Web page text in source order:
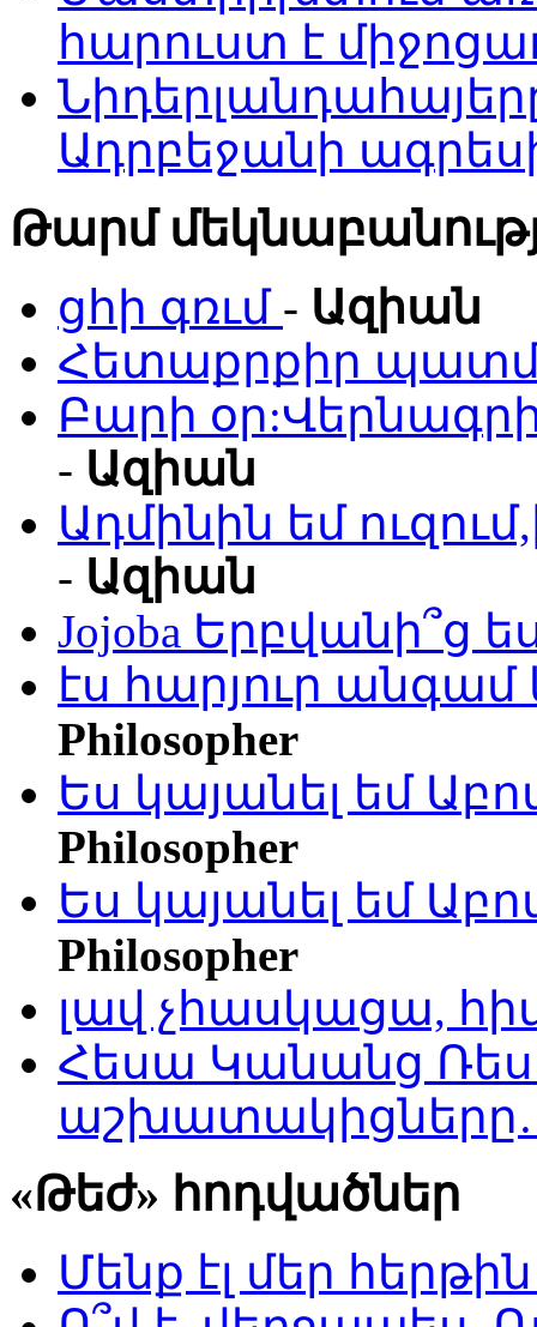
հարուստ է
Ադրբեջանի
Թարմ
ցհի գռւմ - Ազիան
Հետաքրքիր
Բարի
- Ազիան
Ադմինին եմ
- Ազիան
Jojoba Երբվանի՞ց
էս հարյուր
Philosopher
Ես կայանել եմ
Philosopher
Ես կայանել եմ
Philosopher
լավ չհասկացա,
Հեսա Կանանց
«Թեժ» հոդվածներ
Մենք էլ մեր